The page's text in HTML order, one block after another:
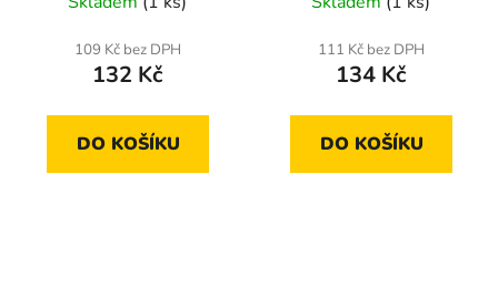
109 Kč bez DPH
132 Kč
DO KOŠÍKU
111 Kč bez DPH
134 Kč
DO KOŠÍKU